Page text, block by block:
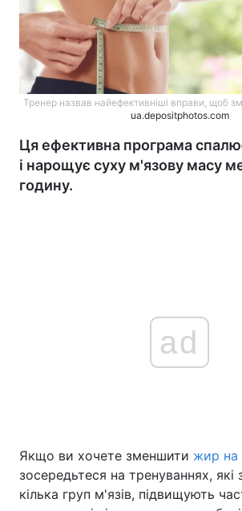
Тренер назвав найефективніші вправи, щоб
ua.depositphotos.com
Ця ефективна програма
і нарощує суху м'язову масу
годину.
ad
Якщо ви хочете зменшити жир на
зосередьтеся на тренуваннях, які
кілька груп м'язів, підвищують